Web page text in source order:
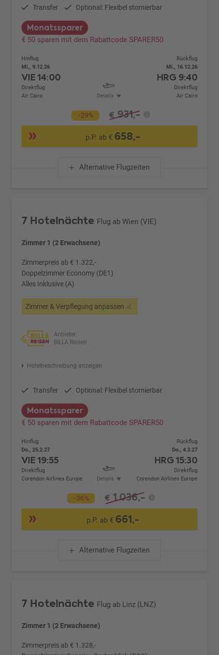
Transfer Optional: Flexibel stornierbar
Monatssparer
€ 50 sparen mit dem Rabattcode SPARER50
Hinflug
Mi., 9.12.26
VIE14:00
Direktflug
Air Cairo
Details
Rückflug
Mi., 16.12.26
HRG 9:40
Direktflug
Air Cairo
-29% € 931,-
p.P. ab € 658,-
Alternative Flugzeiten
7 Hotelnächte Flug ab Wien (VIE)
Zimmer 1 (2 Erwachsene)
Zimmerpreis ab € 1.322,-
Doppelzimmer Economy (DE1)
Alles Inklusive (A)
Zimmer & Verpflegung anpassen
Anbieter:
BILLA Reisen
Hotelbeschreibung anzeigen
Transfer Optional: Flexibel stornierbar
Monatssparer
€ 50 sparen mit dem Rabattcode SPARER50
Hinflug
Do., 25.2.27
VIE19:55
Direktflug
Corendon Airlines Europe
Details
Rückflug
Do., 4.3.27
HRG 15:30
Direktflug
Corendon Airlines Europe
-36% € 1.036,-
p.P. ab € 661,-
Alternative Flugzeiten
7 Hotelnächte Flug ab Linz (LNZ)
Zimmer 1 (2 Erwachsene)
Zimmerpreis ab € 1.328,-